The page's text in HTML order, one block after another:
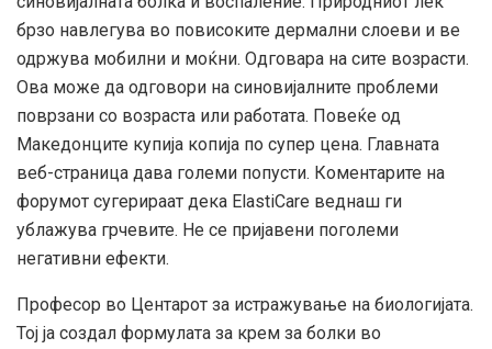
брзо навлегува во повисоките дермални слоеви и ве
одржува мобилни и моќни. Одговара на сите возрасти.
Ова може да одговори на синовијалните проблеми
поврзани со возраста или работата. Повеќе од
Македонците купија копија по супер цена. Главната
веб-страница дава големи попусти. Коментарите на
форумот сугерираат дека ElastiCare веднаш ги
ублажува грчевите. Не се пријавени поголеми
негативни ефекти.
Професор во Центарот за истражување на биологијата.
Тој ја создал формулата за крем за болки во